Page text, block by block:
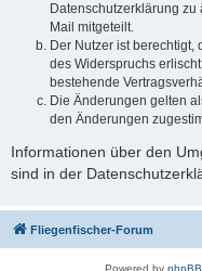
Datenschutzerklärung
Mail mitgeteilt.
Der Nutzer ist
des Widerspruchs
bestehende
Die Änderungen gelten
den Änderungen
Informationen über den
sind in der
Fliegenfischer-Forum